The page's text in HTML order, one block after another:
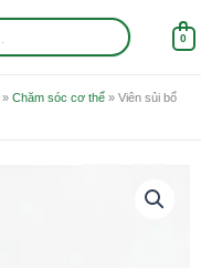
0
» Chăm sóc cơ thể » Viên sủi bổ